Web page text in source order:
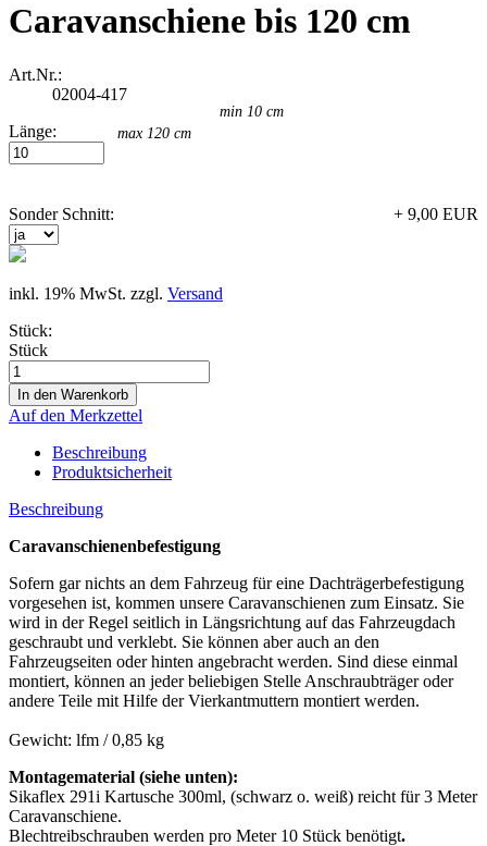
Caravanschiene bis 120 cm
Art.Nr.:
02004-417
Länge:
min 10 cm
max 120 cm
Sonder Schnitt: + 9,00 EUR
inkl. 19% MwSt. zzgl. Versand
Stück:
Stück
Auf den Merkzettel
Beschreibung
Produktsicherheit
Beschreibung
Caravanschienenbefestigung
Sofern gar nichts an dem Fahrzeug für eine Dachträgerbefestigung
vorgesehen ist, kommen unsere Caravanschienen zum Einsatz. Sie
wird in der Regel seitlich in Längsrichtung auf das Fahrzeugdach
geschraubt und verklebt. Sie können aber auch an den
Fahrzeugseiten oder hinten angebracht werden. Sind diese einmal
montiert, können an jeder beliebigen Stelle Anschraubträger oder
andere Teile mit Hilfe der Vierkantmuttern montiert werden.
Gewicht: lfm / 0,85 kg
Montagematerial (siehe unten):
Sikaflex 291i Kartusche 300ml, (schwarz o. weiß) reicht für 3 Meter
Caravanschiene.
Blechtreibschrauben werden pro Meter 10 Stück benötigt.